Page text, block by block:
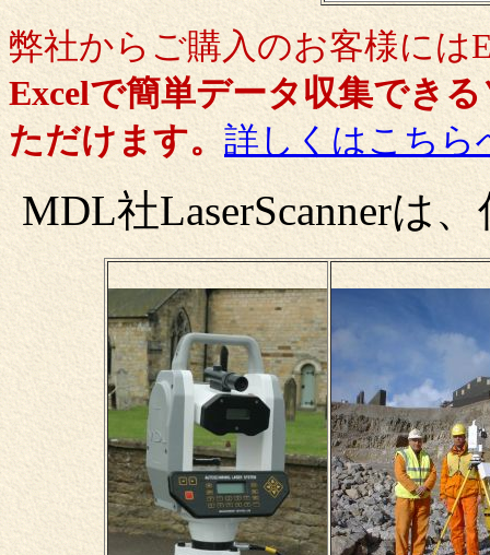
弊社からご購入のお客様には
Excelで簡単データ収集でき
ただけます。 詳しくはこちら
MDL社LaserScannerは